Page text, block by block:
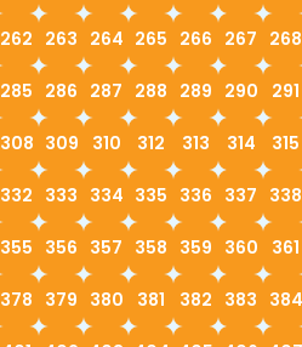
262 263 264 265 266 267 268
285 286 287 288 289 290 291
308 309 310 312 313 314 315
332 333 334 335 336 337 338
355 356 357 358 359 360 361
378 379 380 381 382 383 384